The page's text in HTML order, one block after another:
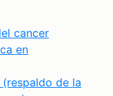
cancer
en
de la